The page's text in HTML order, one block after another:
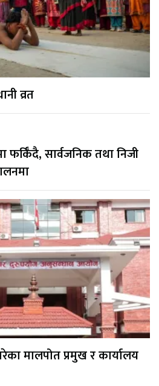
व्रत
सार्वजनिक तथा निजी
मालपोत प्रमुख र कार्यालय